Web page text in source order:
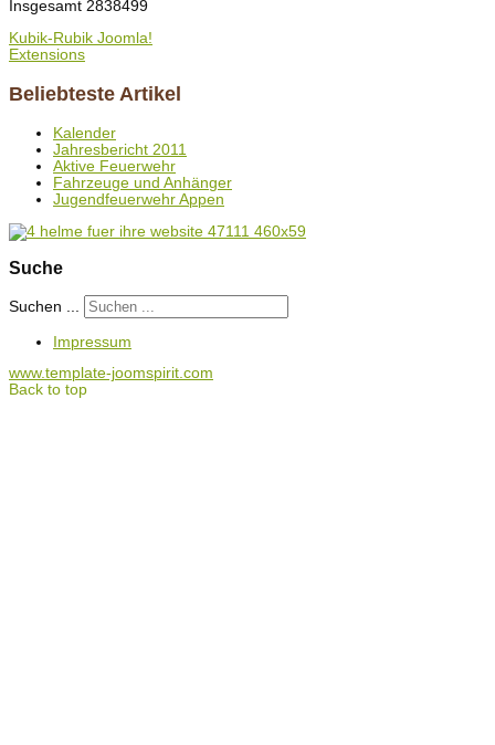
Insgesamt 2838499
Kubik-Rubik Joomla!
Extensions
Beliebteste Artikel
Kalender
Jahresbericht 2011
Aktive Feuerwehr
Fahrzeuge und Anhänger
Jugendfeuerwehr Appen
Suche
Suchen ...
Impressum
www.template-joomspirit.com
Back to top